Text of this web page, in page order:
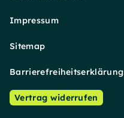
Impressum
Sitemap
Barrierefreiheitserklärung
Vertrag widerrufen